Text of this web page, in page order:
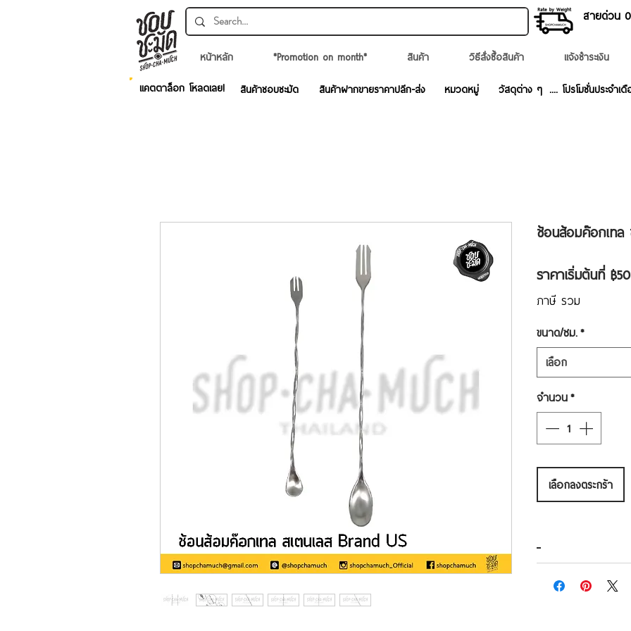
สายด่วน
หน้าหลัก *Promotion on month* สินค้า วิธีสั่งซื้อสินค้า แจ้งชำระเงิน
สินค้าชอบชะมัด สินค้าฝากขายราคาปลีก-ส่ง หมวดหมู่ วัสดุต่าง ๆ .... โปรโมชั่นประจำเ
แคตตาล็อก โหลดเลย!
ช้อนส้อมค๊อกเทล
ราคาเริ่มต้นที่ ฿
ภาษี รวม
ขนาด/ซม.*
เลือก
จำนวน*
เลือกลงตระกร้า